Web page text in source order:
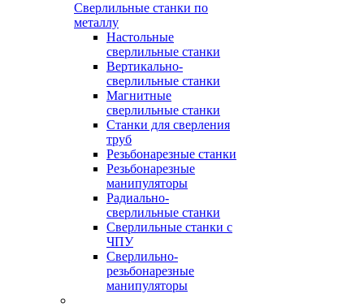
Сверлильные станки по
металлу
Настольные
сверлильные станки
Вертикально-
сверлильные станки
Магнитные
сверлильные станки
Станки для сверления
труб
Резьбонарезные станки
Резьбонарезные
манипуляторы
Радиально-
сверлильные станки
Сверлильные станки с
ЧПУ
Сверлильно-
резьбонарезные
манипуляторы